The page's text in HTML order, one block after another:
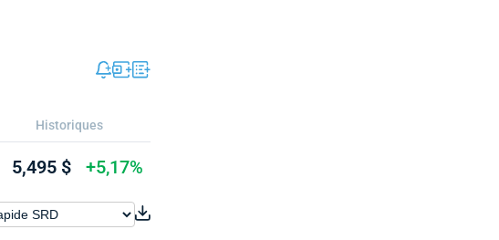
Historiques
5,495 $ +5,17%